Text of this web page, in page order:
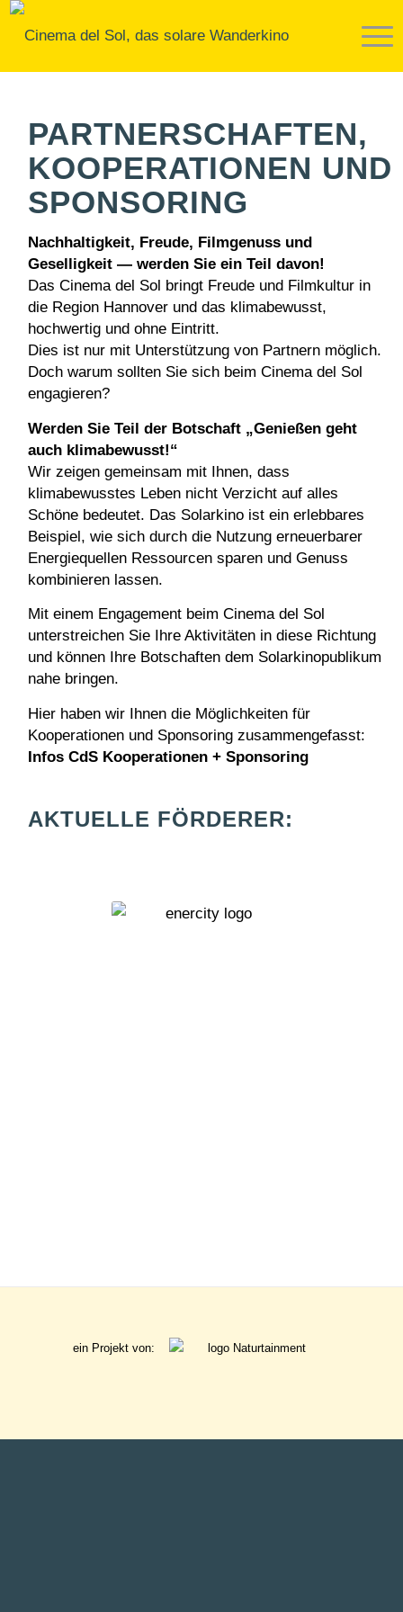
PARTNERSCHAFTEN,
KOOPERATIONEN UND
SPONSORING
Nachhaltigkeit, Freude, Filmgenuss und
Geselligkeit — werden Sie ein Teil davon!
DasCinema del Sol bringt Freude und Filmkultur in
die Region Hannover und das klimabewusst,
hochwertig und ohne Eintritt.
Dies ist nur mit Unterstützung von Partnern möglich.
Doch warum sollten Sie sich beimCinema del Sol
engagieren?
Werden Sie Teil der Botschaft „Genießen geht
auch klimabewusst!“
Wir zeigen gemeinsam mit Ihnen, dass
klimabewusstes Leben nicht Verzicht auf alles
Schöne bedeutet. Das Solarkino ist ein erlebbares
Beispiel, wie sich durch die Nutzung erneuerbarer
Energiequellen Ressourcen sparen und Genuss
kombinieren lassen.
Mit einem Engagement beimCinema del Sol
unterstreichen Sie Ihre Aktivitäten in diese Richtung
und können Ihre Botschaften dem Solarkinopublikum
nahe bringen.
Hier haben wir Ihnen die Möglichkeiten für
Kooperationen und Sponsoring zusammengefasst:
Infos CdS Kooperationen + Sponsoring
AKTUELLE FÖRDERER:
ein Projekt von: